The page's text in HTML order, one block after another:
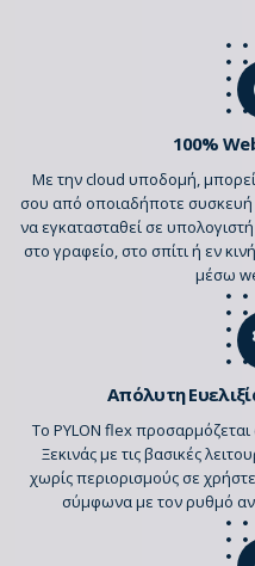
100%
Με την cloud υποδομή,
σου από οποιαδήποτε συσκευή
να εγκατασταθεί σε
στο γραφείο, στο σπίτι ή εν
μέσω
Απόλυτη
Το PYLON flex προσαρμόζεται
Ξεκινάς με τις βασικές
χωρίς περιορισμούς σε
σύμφωνα με τον ρυθμό